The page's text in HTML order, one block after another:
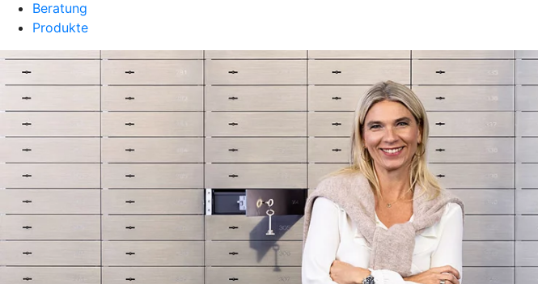
Beratung
Produkte